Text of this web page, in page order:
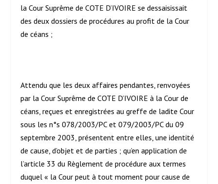
la Cour Suprême de COTE D’IVOIRE se dessaisissait
des deux dossiers de procédures au profit de la Cour
de céans ;
Attendu que les deux affaires pendantes, renvoyées
par la Cour Suprême de COTE D’IVOIRE à la Cour de
céans, reçues et enregistrées au greffe de ladite Cour
sous les n°s 078/2003/PC et 079/2003/PC du 09
septembre 2003, présentent entre elles, une identité
de cause, d’objet et de parties ; qu’en application de
l’article 33 du Règlement de procédure aux termes
duquel « la Cour peut à tout moment pour cause de